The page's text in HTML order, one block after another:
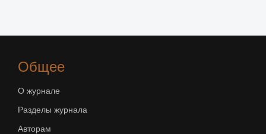
Общее
О журнале
Разделы журнала
Авторам